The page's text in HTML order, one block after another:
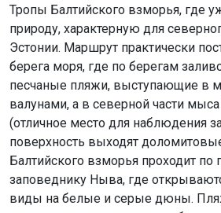
Тропы Балтийского взморья, где
природу, характерную для
Эстонии. Маршрут практически
берега моря, где по берегам
песчаные пляжи, выступающие в
валунами, а в северной части
(отличное место для наблюдения
поверхность выходят
Балтийского взморья проходит по
заповеднику Ныва, где
виды на белые и серые дюны.